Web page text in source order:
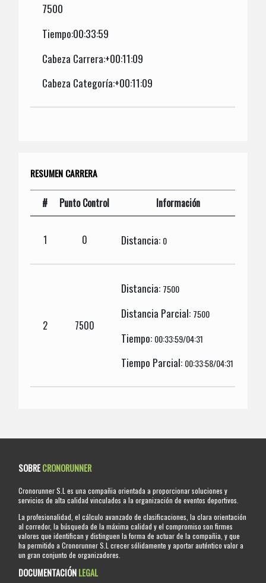
7500
Tiempo:00:33:59
Cabeza Carrera:+00:11:09
Cabeza Categoría:+00:11:09
RESUMEN CARRERA
# Punto Control Información
1 0 Distancia: 0
2 7500
Distancia: 7500
Distancia Parcial: 7500
Tiempo: 00:33:59/04:31
Tiempo Parcial: 00:33:58/04:31
SOBRECRONORUNNER
Cronorunner S.L es una compañia orientada a proporcionar soluciones y
servicios de alta calidad vinculados a la organización de eventos deportivos.
La profesionalidad, el cálculo avanzado de clasificaciones, la clara orientación
al corredor, la búsqueda de la máxima calidad y el compromiso son firmes
valores que identifican y distinguen la forma de actuar de la compañia, y que
ha permitido a Cronorunner S.L crecer sólidamente y aportar auténtico valor a
un gran conjunto de organizadores.
DOCUMENTACIÓNLEGAL